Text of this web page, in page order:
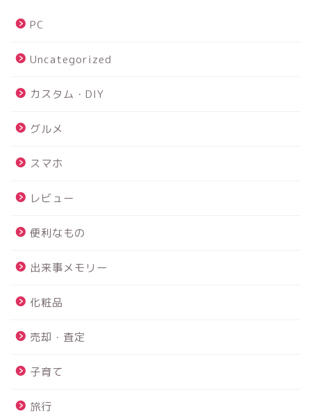
PC
Uncategorized
カスタム・DIY
グルメ
スマホ
レビュー
便利なもの
出来事メモリー
化粧品
売却・査定
子育て
旅行